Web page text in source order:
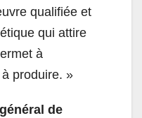
qualifiée et
qui attire
à
à produire. »
de